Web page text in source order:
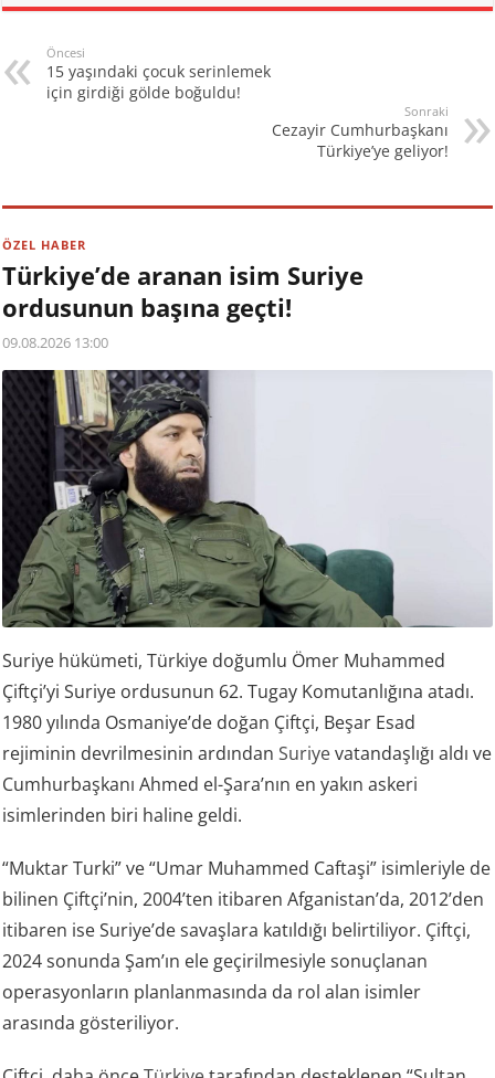
Öncesi
15 yaşındaki çocuk serinlemek
için girdiği gölde boğuldu!
Sonraki
Cezayir Cumhurbaşkanı
Türkiye’ye geliyor!
ÖZEL HABER
Türkiye’de aranan isim Suriye
ordusunun başına geçti!
09.08.2026 13:00
Suriye hükümeti, Türkiye doğumlu Ömer Muhammed
Çiftçi’yi Suriye ordusunun 62. Tugay Komutanlığına atadı.
1980 yılında Osmaniye’de doğan Çiftçi, Beşar Esad
rejiminin devrilmesinin ardındanSuriyevatandaşlığı aldı ve
Cumhurbaşkanı Ahmed el-Şara’nın en yakın askeri
isimlerinden biri haline geldi.
“Muktar Turki” ve “Umar Muhammed Caftaşi” isimleriyle de
bilinen Çiftçi’nin, 2004’ten itibaren Afganistan’da, 2012’den
itibaren ise Suriye’de savaşlara katıldığı belirtiliyor. Çiftçi,
2024 sonunda Şam’ın ele geçirilmesiyle sonuçlanan
operasyonların planlanmasında da rol alan isimler
arasında gösteriliyor.